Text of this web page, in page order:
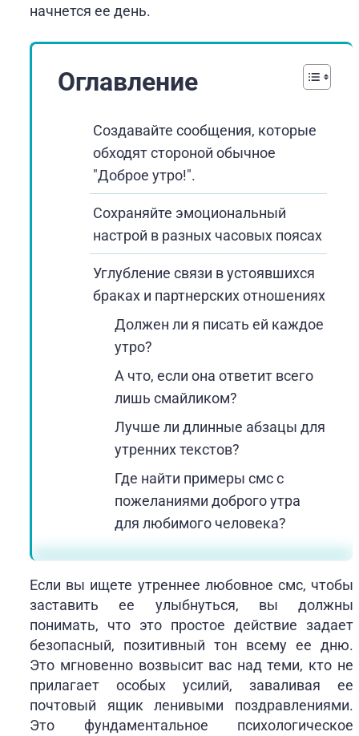
начнется ее день.
Оглавление
Создавайте сообщения, которые
обходят стороной обычное
"Доброе утро!".
Сохраняйте эмоциональный
настрой в разных часовых поясах
Углубление связи в устоявшихся
браках и партнерских отношениях
Должен ли я писать ей каждое
утро?
А что, если она ответит всего
лишь смайликом?
Лучше ли длинные абзацы для
утренних текстов?
Где найти примеры смс с
пожеланиями доброго утра
для любимого человека?
Если вы ищете утреннее любовное смс, чтобы
заставить ее улыбнуться, вы должны
понимать, что это простое действие задает
безопасный, позитивный тон всему ее дню.
Это мгновенно возвысит вас над теми, кто не
прилагает особых усилий, заваливая ее
почтовый ящик ленивыми поздравлениями.
Это фундаментальное психологическое